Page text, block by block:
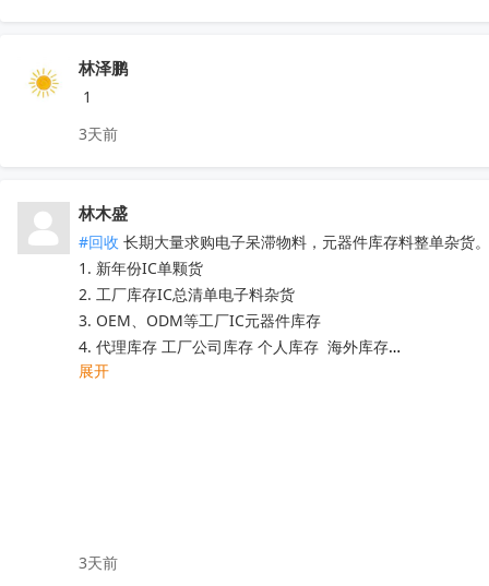
IRFB4227  CS75823  IRF540NPBF  TL494IDR
PT16556-LQ  LV5683P-E  TA75458P
IRS2092STRPBF  EN25QH64A-104HIP
晶源微，友达，UTC，纳芯威，芯电元等品牌
深圳原装现货当天可送，1000+型号现货欢迎咨询
收起
林泽鹏
1
3天前
林木盛
#回收 长期大量求购电子呆滞物料，元器件库存料整单杂货。
1. 新年份IC单颗货
2. 工厂库存IC总清单电子料杂货
3. OEM、ODM等工厂IC元器件库存
4. 代理库存 工厂公司库存 个人库存  海外库存
5. 提供清单及芯片电子元器件型号核算价格
展开
3天前